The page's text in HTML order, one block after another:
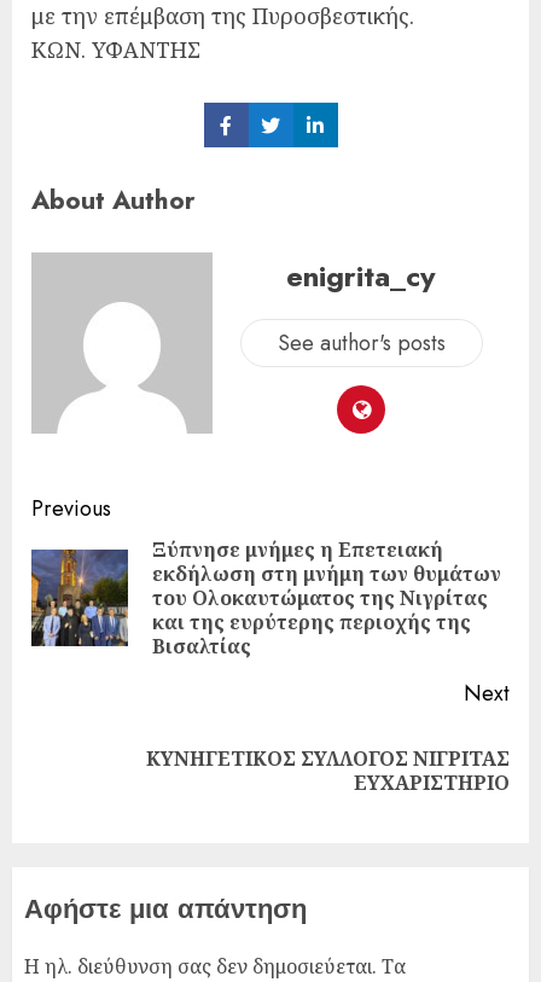
με την επέμβαση της Πυροσβεστικής.
ΚΩΝ. ΥΦΑΝΤΗΣ
Share
on
Share
on
Share
on
About Author
enigrita_cy
See author's posts
Previous
Ξύπνησε μνήμες η Επετειακή
εκδήλωση στη μνήμη των θυμάτων
του Ολοκαυτώματος της Νιγρίτας
και της ευρύτερης περιοχής της
Βισαλτίας
Next
ΚΥΝΗΓΕΤΙΚΟΣ ΣΥΛΛΟΓΟΣ ΝΙΓΡΙΤΑΣ
ΕΥΧΑΡΙΣΤΗΡΙΟ
Αφήστε μια απάντηση
Η ηλ. διεύθυνση σας δεν δημοσιεύεται. Τα